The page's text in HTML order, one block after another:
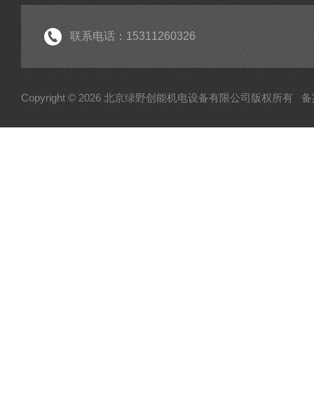
联系电话：15311260326
Copyright © 2026 北京绿野创能机电设备有限公司版权所有 备